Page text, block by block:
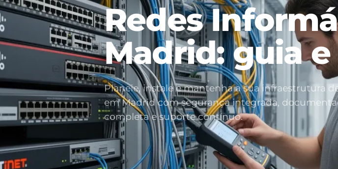
Redes
Madrid: guia
Planeie, instale e mantenha a sua infraestrutura
em Madrid com segurança integrada,
completa e suporte contínuo.